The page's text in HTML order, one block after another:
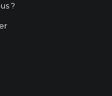
?